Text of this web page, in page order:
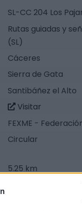
SL-CC 204 Los
Rutas guiadas y
(SL)
Cáceres
Sierra de Gata
Santibáñez el Alto
Visitar
FEXME -
Circular
5.25 km